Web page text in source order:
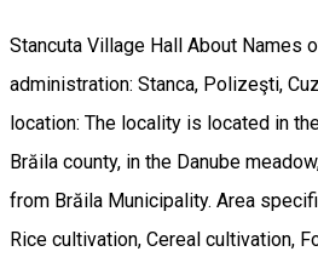
Stancuta Village Hall About Names
administration: Stanca, Polizeşti,
location: The locality is located in
Brăila county, in the Danube
from Brăila Municipality. Area
Rice cultivation, Cereal cultivation,